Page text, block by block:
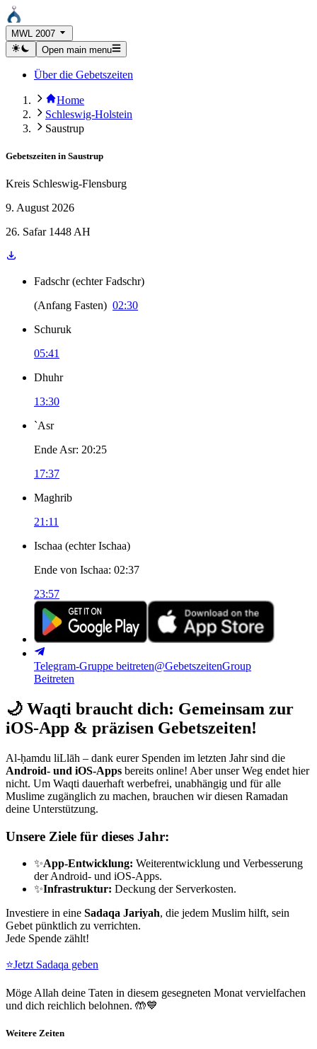
MWL 2007
Open main menu
Über die Gebetszeiten
Home
Schleswig-Holstein
Saustrup
Gebetszeiten in Saustrup
Kreis Schleswig-Flensburg
9. August 2026
26. Safar 1448 AH
Fadschr (echter Fadschr)
(Anfang Fasten) 02:30
Schuruk
05:41
Dhuhr
13:30
`Asr
Ende Asr: 20:25
17:37
Maghrib
21:11
Ischaa (echter Ischaa)
Ende von Ischaa: 02:37
23:57
Telegram-Gruppe beitreten@GebetszeitenGroup
Beitreten
🌙 Waqti braucht dich: Gemeinsam zur
iOS-App & präzisen Gebetszeiten!
Al-ḥamdu liLlāh – dank eurer Spenden im letzten Jahr sind die
Android- und iOS-Apps bereits online! Aber unser Weg endet hier
nicht. Um Waqti dauerhaft werbefrei, unabhängig und für alle
Muslime zugänglich zu machen, brauchen wir diesen Ramadan
deine Unterstützung.
Unsere Ziele für dieses Jahr:
✨App-Entwicklung: Weiterentwicklung und Verbesserung
der Android- und iOS-Apps.
✨Infrastruktur: Deckung der Serverkosten.
Investiere in eine Sadaqa Jariyah, die jedem Muslim hilft, sein
Gebet pünktlich zu verrichten.
Jede Spende zählt!
⭐Jetzt Sadaqa geben
Möge Allah deine Taten in diesem gesegneten Monat vervielfachen
und dich reichlich belohnen. 🤲💙
Weitere Zeiten